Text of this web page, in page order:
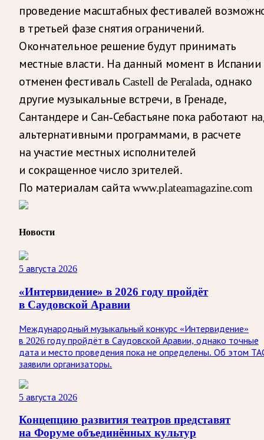
проведение масштабных фестивалей
в третьей фазе снятия ограничений.
Окончательное решение будут принимать
местные власти. На данный момент в Испании
отменен фестиваль Castell de Peralada, однако
другие музыкальные встречи, в Гренаде,
Сантандере и Сан-Себастьяне пока работают
альтернативными программами, в расчете
на участие местных исполнителей
и сокращенное число зрителей.
По материалам сайта www.plateamagazine.com
Новости
5 августа 2026
«Интервидение» в 2026 году пройдёт
в Саудовской Аравии
Международный музыкальный конкурс «Интервидение»
в 2026 году пройдёт в Саудовской Аравии, однако точные
дата и место проведения пока не определены. Об этом
заявили организаторы.
5 августа 2026
Концепцию развития театров представят
на Форуме объединённых культур